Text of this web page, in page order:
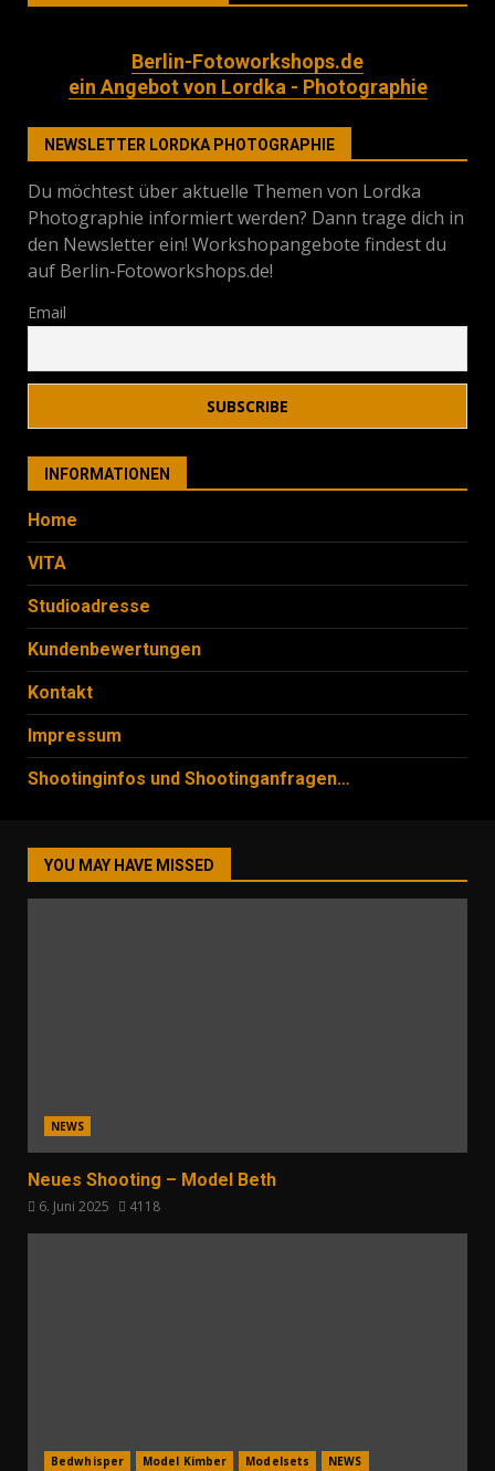
Berlin-Fotoworkshops.de
ein Angebot von Lordka - Photographie
NEWSLETTER LORDKA PHOTOGRAPHIE
Du möchtest über aktuelle Themen von Lordka
Photographie informiert werden? Dann trage dich in
den Newsletter ein! Workshopangebote findest du
auf Berlin-Fotoworkshops.de!
Email
INFORMATIONEN
Home
VITA
Studioadresse
Kundenbewertungen
Kontakt
Impressum
Shootinginfos und Shootinganfragen…
YOU MAY HAVE MISSED
NEWS
Neues Shooting – Model Beth
6. Juni 2025 4118
Bedwhisper Model Kimber Modelsets NEWS